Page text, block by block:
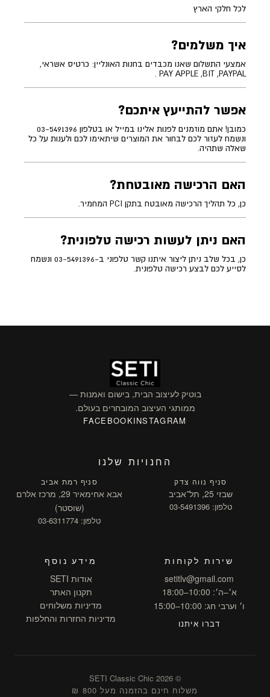
לכל חלקי הארץ
איך משלמים?
אמצעי התשלום שאנו מכבדים בחנות האונליין: כרטיס אשראי,
PAY APPLE ,BIT ,PAYPAL .
אפשר להתייעץ איתכם?
כמובן! אתם מוזמנים לפנות אלינו במייל או בטלפון 03-5491396
ונשמח לעזור לכם לבחור את המוצרים שיתאימו לכם ולענות על כל
שאלה שתהיה.
האם הרכישה מאובטחת?
כן, כל תהליך הרכישה מאובטח בתקן PCI המחמיר.
האם ניתן לעשות רכישה טלפונית?
כן, בכל שלב ניתן ליצור איתנו קשר טלפוני ב-03-5491396 ונשמח
לסייע לכם לבצע רכישה טלפונית.
בוטיק לעיצוב הבית, בישום ואמנות —
ממותגי העיצוב המובחרים בעולם.
INSTAGRAM
FACEBOOK
החנויות שלנו
סניף נווה צדק
שבזי 25, תל־אביב
טלפון: 03-5491396
סניף רמת אביב
אבא אחימאיר 29, מרכז אלרם
(שוסטר)
טלפון: 03-6311774
שירות לקוחות
setitlv@gmail.com
א׳–ה׳: 10:00–18:00
ו׳ וערבי חג: 10:00–15:00
דברו איתנו
מידע נוסף
אודות SETI
תקנון האתר
מדיניות משלוחים
מדיניות החזרות והחלפות
© 2026 SETI Classic Chic
משלוח חינם בהזמנה מעל 800 ₪